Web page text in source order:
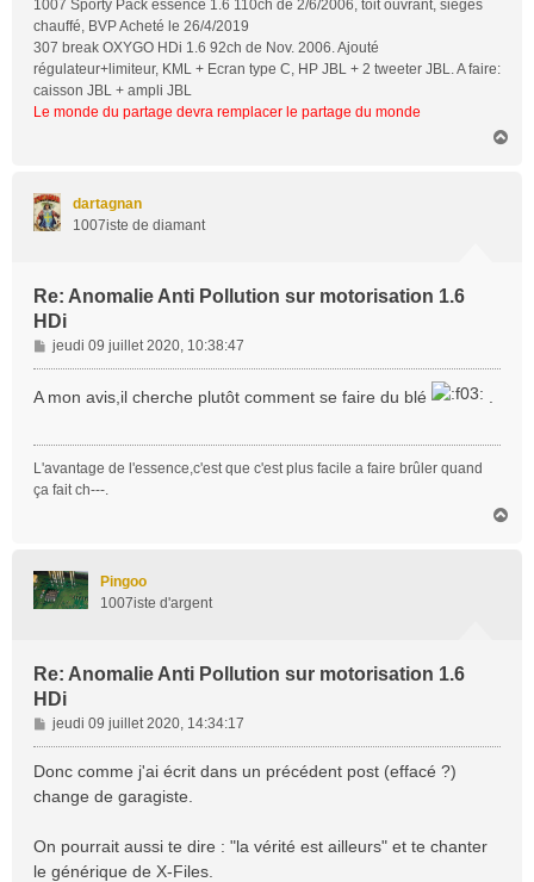
1007 Sporty Pack essence 1.6 110ch de 2/6/2006, toit ouvrant, sièges
chauffé, BVP Acheté le 26/4/2019
307 break OXYGO HDi 1.6 92ch de Nov. 2006. Ajouté
régulateur+limiteur, KML + Ecran type C, HP JBL + 2 tweeter JBL. A faire:
caisson JBL + ampli JBL
Le monde du partage devra remplacer le partage du monde
dartagnan
1007iste de diamant
Re: Anomalie Anti Pollution sur motorisation 1.6
HDi
M
e
e
jeudi 09 juillet 2020, 10:38:47
A mon avis,il cherche plutôt comment se faire du blé
L'avantage de l'essence,c'est que c'est plus facile a faire brûler quand
ça fait ch---.
Pingoo
1007iste d'argent
Re: Anomalie Anti Pollution sur motorisation 1.6
HDi
M
e
s
e
jeudi 09 juillet 2020, 14:34:17
Donc comme j'ai écrit dans un précédent post (effacé ?)
change de garagiste.
On pourrait aussi te dire : "la vérité est ailleurs" et te chanter
le générique de X-Files.